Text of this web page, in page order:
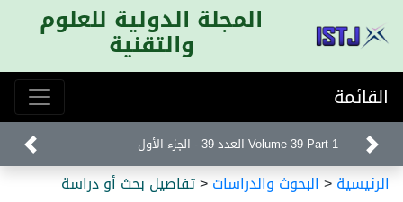
المجلة الدولية للعلوم
والتقنية
القائمة
Volume 39-Part 1 العدد 39 - الجزء الأول
الرئيسية< البحوث والدراسات<تفاصيل بحث أو دراسة